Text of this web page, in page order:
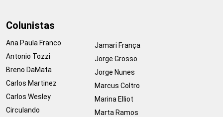
Colunistas
Ana Paula Franco
Antonio Tozzi
Breno DaMata
Carlos Martinez
Carlos Wesley
Circulando
Jamari França
Jorge Grosso
Jorge Nunes
Marcus Coltro
Marina Elliot
Marta Ramos